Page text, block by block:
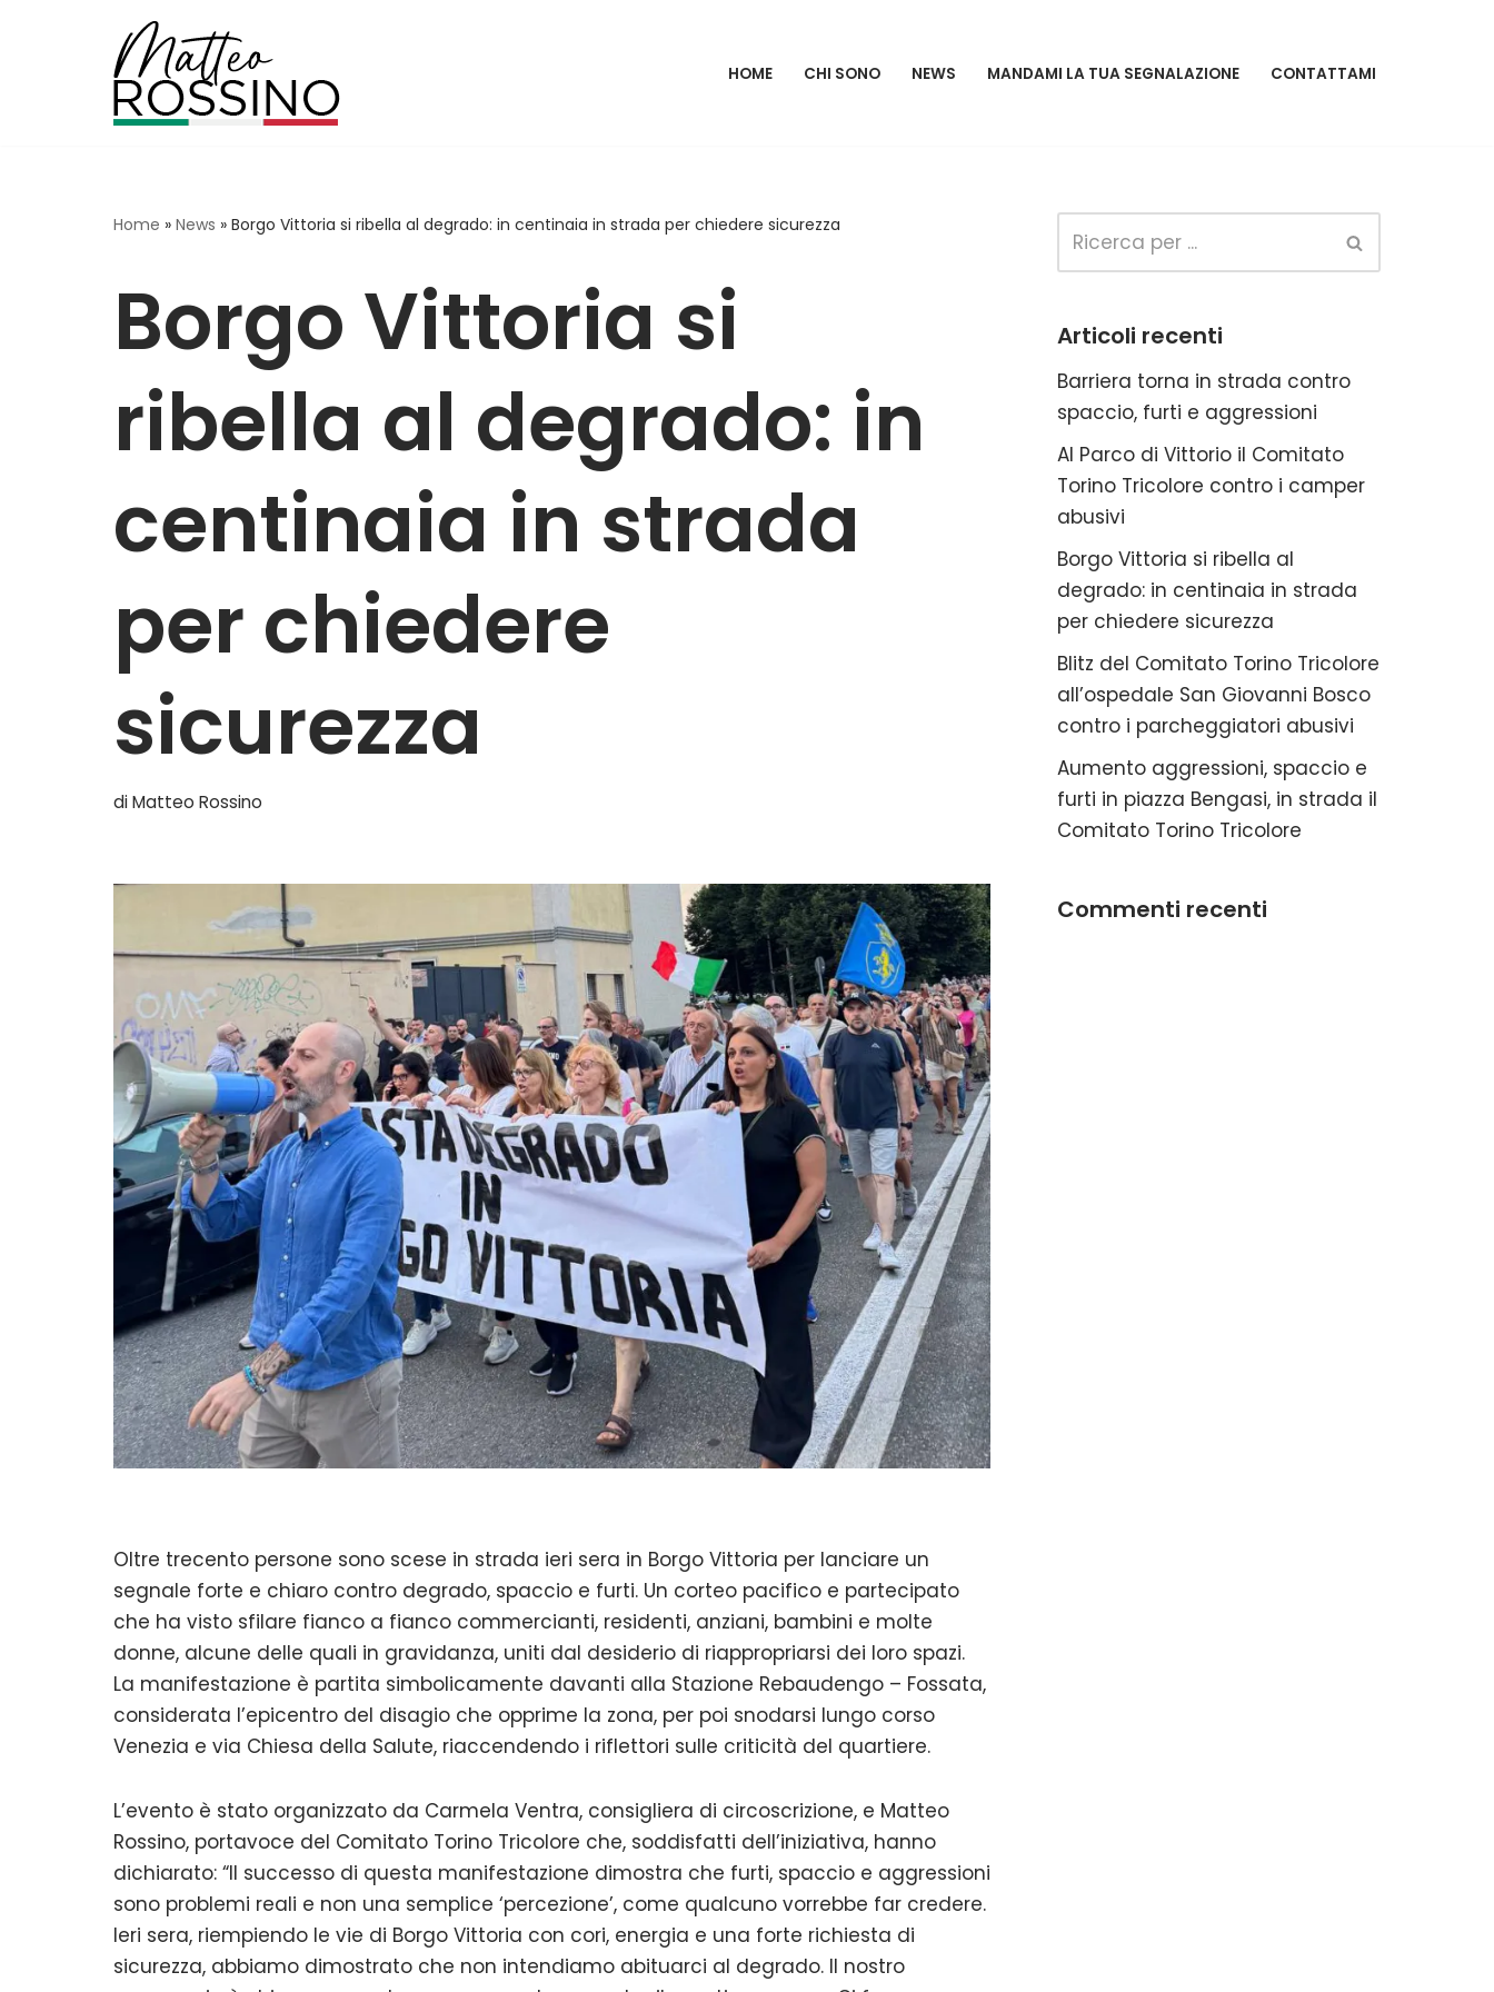
contenuto
HOME CHI SONO NEWS MANDAMI LA TUA SEGNALAZIONE CONTATTAMI
Home » News » Borgo Vittoria si ribella al degrado: in centinaia in strada per chiedere sicurezza
Borgo Vittoria si
ribella al degrado: in
centinaia in strada
per chiedere
sicurezza
diMatteo Rossino
Oltre trecento persone sono scese in strada ieri sera in Borgo Vittoria per lanciare un
segnale forte e chiaro contro degrado, spaccio e furti. Un corteo pacifico e partecipato
che ha visto sfilare fianco a fianco commercianti, residenti, anziani, bambini e molte
donne, alcune delle quali in gravidanza, uniti dal desiderio di riappropriarsi dei loro spazi.
La manifestazione è partita simbolicamente davanti alla Stazione Rebaudengo – Fossata,
considerata l’epicentro del disagio che opprime la zona, per poi snodarsi lungo corso
Venezia e via Chiesa della Salute, riaccendendo i riflettori sulle criticità del quartiere.
L’evento è stato organizzato da Carmela Ventra, consigliera di circoscrizione, e Matteo
Rossino, portavoce del Comitato Torino Tricolore che, soddisfatti dell’iniziativa, hanno
dichiarato: “Il successo di questa manifestazione dimostra che furti, spaccio e aggressioni
sono problemi reali e non una semplice ‘percezione’, come qualcuno vorrebbe far credere.
Ieri sera, riempiendo le vie di Borgo Vittoria con cori, energia e una forte richiesta di
sicurezza, abbiamo dimostrato che non intendiamo abituarci al degrado. Il nostro
Articoli recenti
Barriera torna in strada contro
spaccio, furti e aggressioni
Al Parco di Vittorio il Comitato
Torino Tricolore contro i camper
abusivi
Borgo Vittoria si ribella al
degrado: in centinaia in strada
per chiedere sicurezza
Blitz del Comitato Torino Tricolore
all’ospedale San Giovanni Bosco
contro i parcheggiatori abusivi
Aumento aggressioni, spaccio e
furti in piazza Bengasi, in strada il
Comitato Torino Tricolore
Commenti recenti